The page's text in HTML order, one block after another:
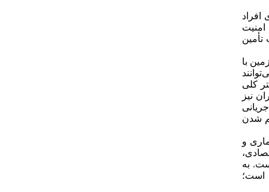
با
کلی
و زیسته‌اند، درک و دریافت کنند (فاضلی، 1399). در ایران نیز
شدن
و
به
است؛